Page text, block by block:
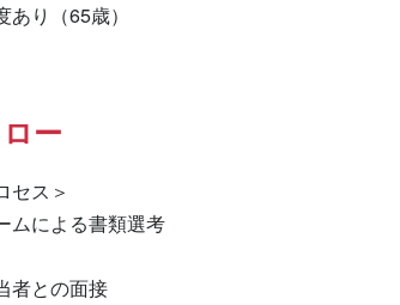
り（65歳）
ー
セス＞
ムによる書類選考
者との面接